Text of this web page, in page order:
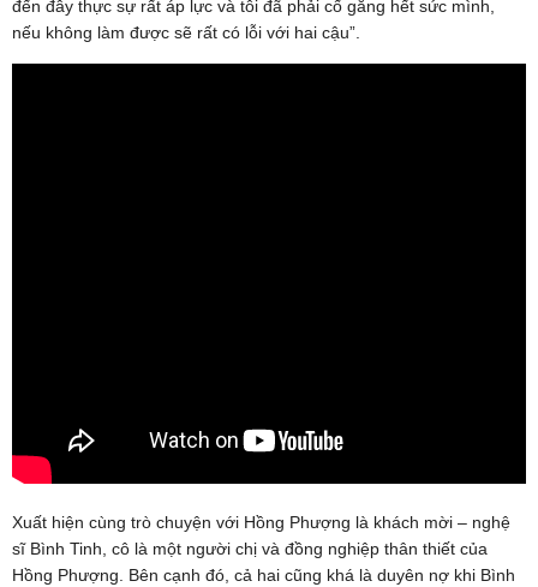
đến đây thực sự rất áp lực và tôi đã phải cố gắng hết sức mình,
nếu không làm được sẽ rất có lỗi với hai cậu”.
Xuất hiện cùng trò chuyện với Hồng Phượng là khách mời – nghệ
sĩ Bình Tinh, cô là một người chị và đồng nghiệp thân thiết của
Hồng Phượng. Bên cạnh đó, cả hai cũng khá là duyên nợ khi Bình